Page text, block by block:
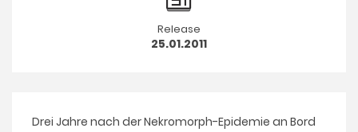
Release
25.01.2011
Drei Jahre nach der Nekromorph-Epidemie an Bord